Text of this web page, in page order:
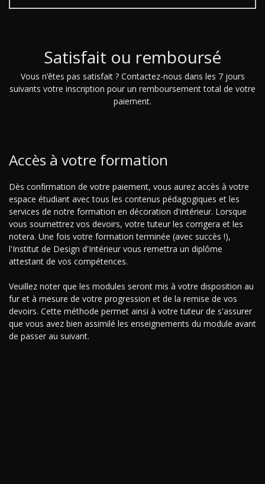
Satisfait ou remboursé
Vous n’êtes pas satisfait ? Contactez-nous dans les 7 jours
suivants votre inscription pour un remboursement total de votre
paiement.
Accès à votre formation
Dès confirmation de votre paiement, vous aurez accès à votre
espace étudiant avec tous les contenus pédagogiques et les
services de notre formation en décoration d'intérieur. Lorsque
vous soumettrez vos devoirs, votre tuteur les corrigera et les
notera. Une fois votre formation terminée (avec succès !),
l'Institut de Design d'Intérieur vous remettra un diplôme
attestant de vos compétences.
Veuillez noter que les modules seront mis à votre disposition au
fur et à mesure de votre progression et de la remise de vos
devoirs. Cette méthode permet ainsi à votre tuteur de s'assurer
que vous avez bien assimilé les enseignements du module avant
de passer au suivant.